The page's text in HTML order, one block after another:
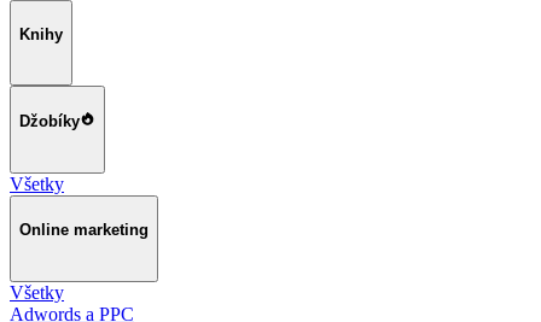
Knihy
Džobíky
Všetky
Online marketing
Všetky
Adwords a PPC